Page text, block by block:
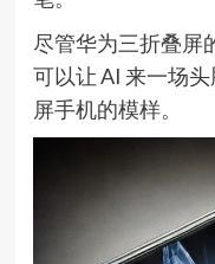
尽管华为三折叠屏
可以让 AI 来一场
屏手机的模样。